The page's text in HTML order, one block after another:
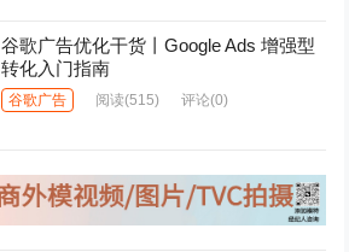
谷歌广告优化干货丨Google Ads 增强型
转化入门指南
谷歌广告 阅读(515) 评论(0)